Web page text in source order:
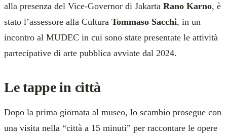
alla presenza del Vice-Governor di Jakarta Rano Karno, è
stato l’assessore alla Cultura Tommaso Sacchi, in un
incontro al MUDEC in cui sono state presentate le attività
partecipative di arte pubblica avviate dal 2024.
Le tappe in città
Dopo la prima giornata al museo, lo scambio prosegue con
una visita nella “città a 15 minuti” per raccontare le opere